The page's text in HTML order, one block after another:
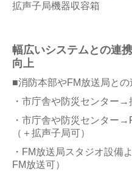
拡声子局機器収容箱
幅広いシステムとの連
向上
■消防本部やFM放送局との
・市庁舎や防災センター→
・ 市庁舎や防災センター→
（＋拡声子局可）
・FM放送局スタジオ設備
FM放送可）